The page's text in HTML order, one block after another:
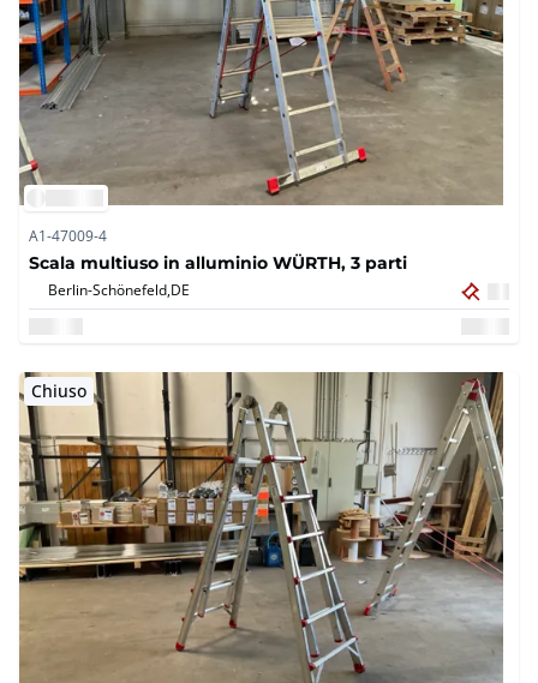
A1-47009-4
Scala multiuso in alluminio WÜRTH, 3 parti
Berlin-Schönefeld,DE
Chiuso